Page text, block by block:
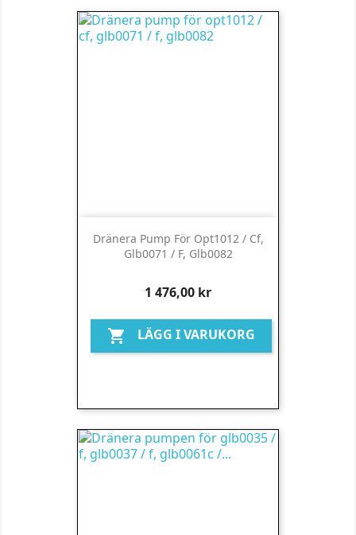
Dränera Pump För Opt1012 / Cf,
Glb0071 / F, Glb0082
Pris
1 476,00 kr
 LÄGG I VARUKORG